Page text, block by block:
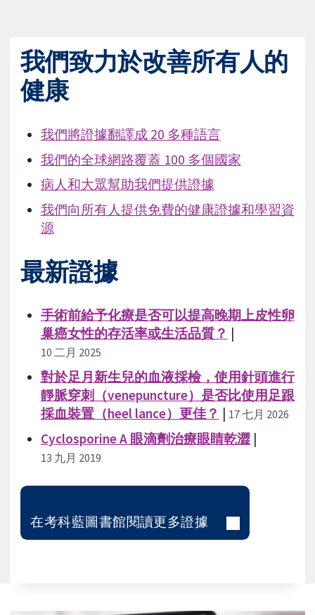
我們致力於改善所有人的
健康
我們將證據翻譯成 20 多種語言
我們的全球網路覆蓋 100 多個國家
病人和大眾幫助我們提供證據
我們向所有人提供免費的健康證據和學習資
源
最新證據
手術前給予化療是否可以提高晚期上皮性卵
巢癌女性的存活率或生活品質？ |
10 二月 2025
對於足月新生兒的血液採檢，使用針頭進行
靜脈穿刺（venepuncture）是否比使用足跟
採血裝置（heel lance）更佳？ | 17 七月 2026
Cyclosporine A 眼滴劑治療眼睛乾澀|
13 九月 2019
在考科藍圖書館閱讀更多證據